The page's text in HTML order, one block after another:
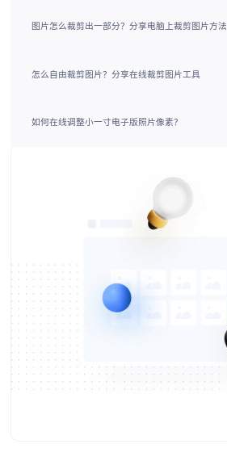
图片怎么裁剪出一部分？分享电脑上裁剪图片方法
怎么自由裁剪图片？分享在线裁剪图片工具
如何在线调整小一寸电子版照片像素？